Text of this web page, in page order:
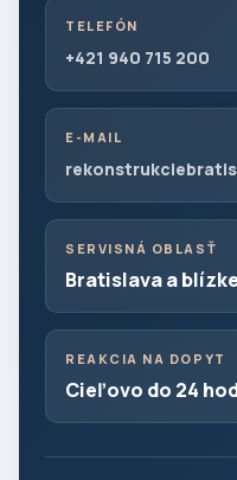
TELEFÓN
+421 940 715 200
E-MAIL
SERVISNÁ OBLASŤ
Bratislava a
REAKCIA NA DOPYT
Cieľovo do 24